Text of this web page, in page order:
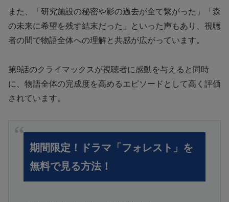
また、「研究施設の秘密や影の過去が全て繋がった」「森
の未来に希望を残す結末だった」といった声もあり、視聴
者の間で物語全体への理解と共感が広がっています。
第9話のクライマックスが視聴者に感動を与えると同時
に、物語全体の完成度を高めるエピソードとして高く評価
されています。
期間限定！ドラマ「フォレスト」を
無料で見る方法！